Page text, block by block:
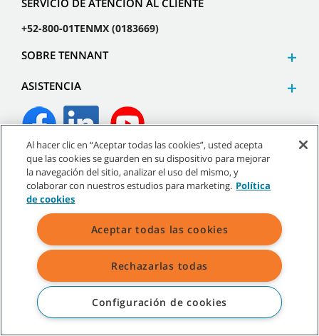
SERVICIO DE ATENCIÓN AL CLIENTE
+52-800-01TENMX (0183669)
SOBRE TENNANT
ASISTENCIA
©2026 Tennant Company. Todos los derechos reservados.
Mapa del sitio|Políticas generales|Términos de uso
Términos de venta
Todas las marcas registradas y logos de Tennant son propiedad de
Tennant Company y/o sus compañías afiliadas o subsidiarias.
Al hacer clic en “Aceptar todas las cookies”, usted acepta
que las cookies se guarden en su dispositivo para mejorar
la navegación del sitio, analizar el uso del mismo, y
colaborar con nuestros estudios para marketing. Política
de cookies
Aceptar todas las cookies
Rechazarlas todas
Configuración de cookies